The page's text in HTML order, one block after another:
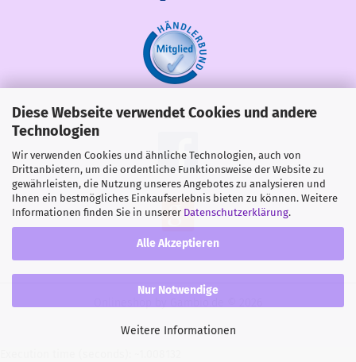
Diese Webseite verwendet Cookies und andere
Technologien
Wir verwenden Cookies und ähnliche Technologien, auch von
Drittanbietern, um die ordentliche Funktionsweise der Website zu
gewährleisten, die Nutzung unseres Angebotes zu analysieren und
Ihnen ein bestmögliches Einkaufserlebnis bieten zu können. Weitere
Informationen finden Sie in unserer Datenschutzerklärung.
Alle Akzeptieren
Nur Notwendige
Weitere Informationen
Share